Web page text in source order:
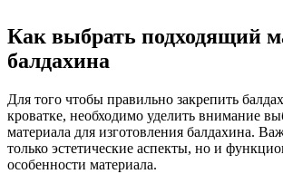
Как выбрать подходящий
балдахина
Для того чтобы правильно закрепить
кроватке, необходимо уделить внимание
материала для изготовления балдахина.
только эстетические аспекты, но и
особенности материала.